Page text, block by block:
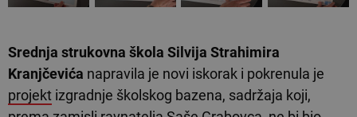
Srednja strukovna škola Silvija Strahimira
Kranjčevića napravila je novi iskorak i pokrenula je
projekt izgradnje školskog bazena, sadržaja koji,